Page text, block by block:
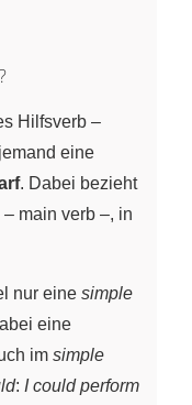
?
Hilfsverb –
eine
. Dabei bezieht
main verb –, in
nur eine simple
eine
im simple
: I could perform